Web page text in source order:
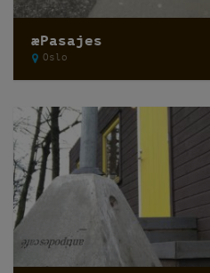
æPasajes
Oslo